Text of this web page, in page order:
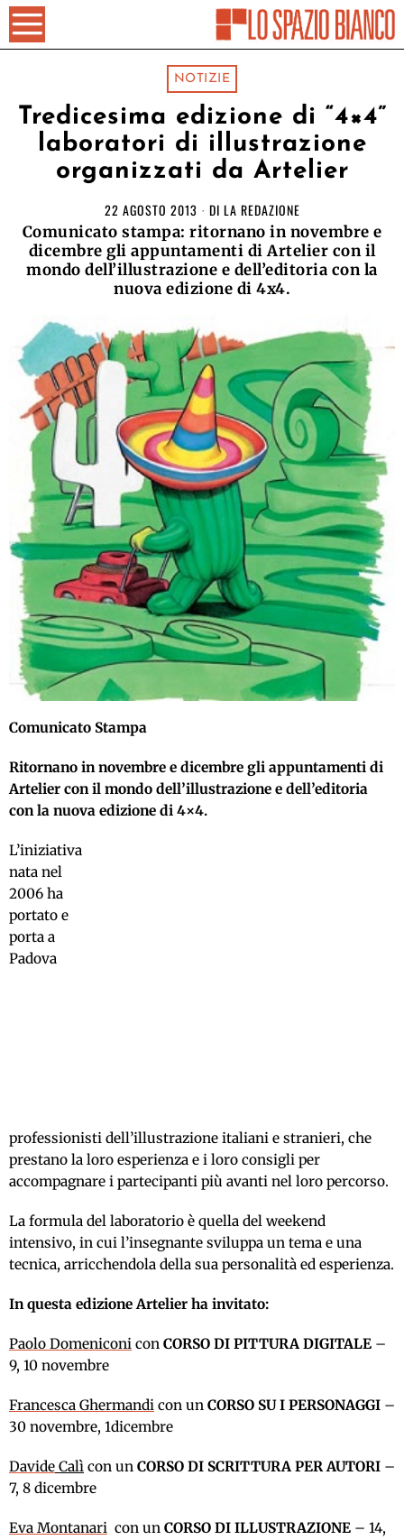
NOTIZIE
Tredicesima edizione di “4×4”
laboratori di illustrazione
organizzati da Artelier
22 AGOSTO 2013 DI LA REDAZIONE
Comunicato stampa: ritornano in novembre e
dicembre gli appuntamenti di Artelier con il
mondo dell’illustrazione e dell’editoria con la
nuova edizione di 4x4.
Comunicato Stampa
Ritornano in novembre e dicembre gli appuntamenti di
Artelier con il mondo dell’illustrazione e dell’editoria
con la nuova edizione di 4×4.
L’iniziativa
nata nel
2006 ha
portato e
porta a
Padova
professionisti dell’illustrazione italiani e stranieri, che
prestano la loro esperienza e i loro consigli per
accompagnare i partecipanti più avanti nel loro percorso.
La formula del laboratorio è quella del weekend
intensivo, in cui l’insegnante sviluppa un tema e una
tecnica, arricchendola della sua personalità ed esperienza.
In questa edizione Artelier ha invitato:
Paolo Domeniconi con CORSO DI PITTURA DIGITALE –
9, 10 novembre
Francesca Ghermandi con un CORSO SU I PERSONAGGI –
30 novembre, 1dicembre
Davide Calì con un CORSO DI SCRITTURA PER AUTORI –
7, 8 dicembre
Eva Montanari con un CORSO DI ILLUSTRAZIONE – 14,